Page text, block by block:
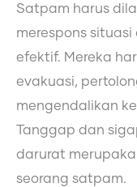
Satpam harus
merespons
efektif. Mereka
evakuasi,
mengendalikan
Tanggap dan
darurat
seorang satpam.